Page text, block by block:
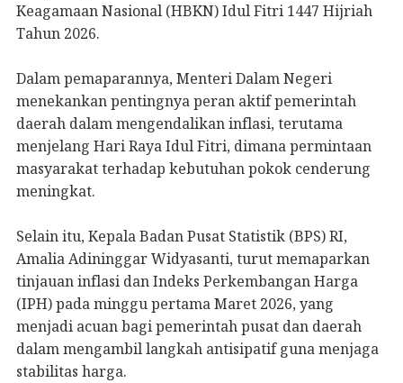
Keagamaan Nasional (HBKN) Idul Fitri 1447 Hijriah
Tahun 2026.
Dalam pemaparannya, Menteri Dalam Negeri
menekankan pentingnya peran aktif pemerintah
daerah dalam mengendalikan inflasi, terutama
menjelang Hari Raya Idul Fitri, dimana permintaan
masyarakat terhadap kebutuhan pokok cenderung
meningkat.
Selain itu, Kepala Badan Pusat Statistik (BPS) RI,
Amalia Adininggar Widyasanti, turut memaparkan
tinjauan inflasi dan Indeks Perkembangan Harga
(IPH) pada minggu pertama Maret 2026, yang
menjadi acuan bagi pemerintah pusat dan daerah
dalam mengambil langkah antisipatif guna menjaga
stabilitas harga.